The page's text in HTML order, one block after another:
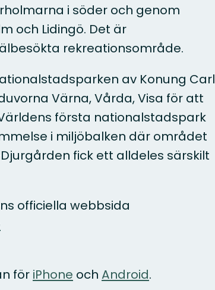
i söder och genom
och Lidingö. Det är
rekreationsområde.
av Konung Carl
Värna, Vårda, Visa för att
första nationalstadspark
i miljöbalken där området
fick ett alldeles särskilt
officiella webbsida
för iPhone och Android.